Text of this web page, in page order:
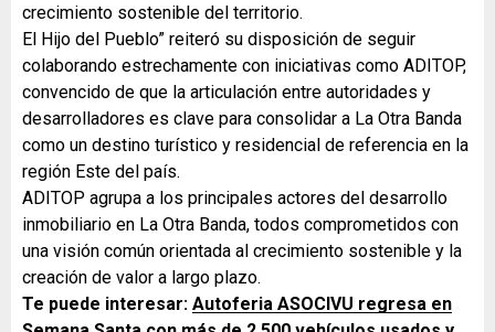
crecimiento sostenible del territorio.
El Hijo del Pueblo” reiteró su disposición de seguir
colaborando estrechamente con iniciativas como ADITOP,
convencido de que la articulación entre autoridades y
desarrolladores es clave para consolidar a La Otra Banda
como un destino turístico y residencial de referencia en la
región Este del país.
ADITOP agrupa a los principales actores del desarrollo
inmobiliario en La Otra Banda, todos comprometidos con
una visión común orientada al crecimiento sostenible y la
creación de valor a largo plazo.
Te puede interesar: Autoferia ASOCIVU regresa en